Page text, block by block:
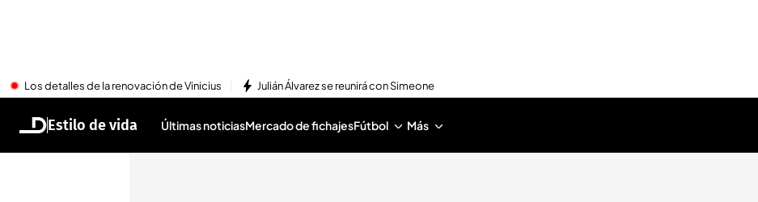
Los detalles de la renovación de Vinicius Julián Álvarez se reunirá con Simeone
Estilo de vida Últimas noticiasMercado de fichajesFútbol Más